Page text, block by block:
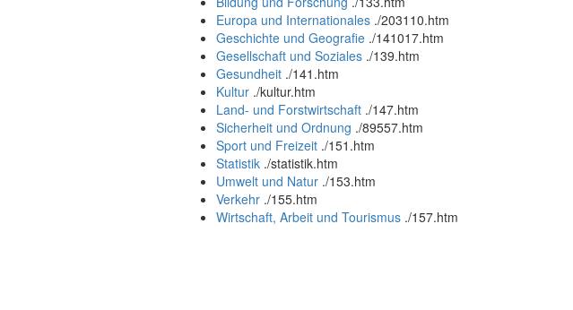
Europa und Internationales ./203110.htm
Geschichte und Geografie ./141017.htm
Gesellschaft und Soziales ./139.htm
Gesundheit ./141.htm
Kultur ./kultur.htm
Land- und Forstwirtschaft ./147.htm
Sicherheit und Ordnung ./89557.htm
Sport und Freizeit ./151.htm
Statistik ./statistik.htm
Umwelt und Natur ./153.htm
Verkehr ./155.htm
Wirtschaft, Arbeit und Tourismus ./157.htm